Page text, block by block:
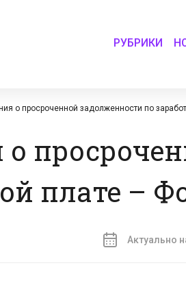
РУБРИКИ
о просроченной задолженности по
о
плате –
Актуально